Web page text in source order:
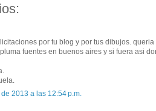
por tu blog y por tus dibujos.
fuentes en buenos aires y si fuera asi
2013 a las 12:54 p.m.